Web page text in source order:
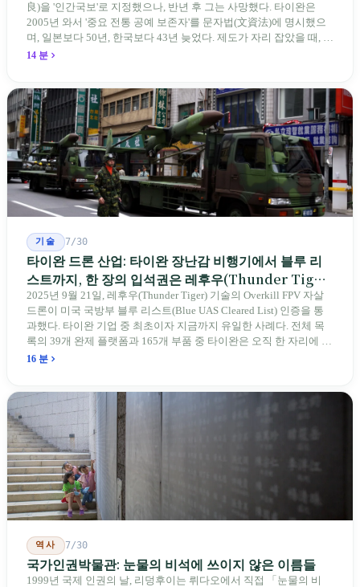
良)을 '인간국보'로 지정했으나, 반년 후 그는 사망했다. 타이완은
2005년 와서 '중요 전통 공예 보존자'를 문자법(文資法)에 명시했으
며, 일본보다 50년, 한국보다 43년 늦었다. 제도가 자리 잡았을 때, 제
자 제도는 이미 1970-80년대 산업화 과정에서 붕괴되었다. 600여 명
14 분
기술 7/30
타이완 드론 산업: 타이완 장난감 비행기에서 블루 리
스트까지, 한 장의 입석권은 레후우(Thunder Tiger)
에게
2025년 9월 21일, 레후우(Thunder Tiger) 기술의 Overkill FPV 자살
드론이 미국 국방부 블루 리스트(Blue UAS Cleared List) 인증을 통
과했다. 타이완 기업 중 최초이자 지금까지 유일한 사례다. 전체 목
록의 39개 완제 플랫폼과 165개 부품 중 타이완은 오직 한 자리에 불
과하다. 2026년 4월, 미국 양당 소속 상원의원 4명이 《타이완을 위
를 드러낸다: 타이완의 진입이 너무 느려 미국 스스로가 입법을 통해
장벽을 낮춰야 한다는 점이다. 타이완에서 46년간 원격 조종 장난감
비행기를 만들어 온 한 회사가 오하이오주에 두 번째 공장을 건설할
계획을 세우고 있다.
16 분
역사 7/30
국가인권박물관: 눈물의 비석에 쓰이지 않은 이름들
1999년 국제 인권의 날, 리덩후이는 뤼다오에서 직접 「눈물의 비